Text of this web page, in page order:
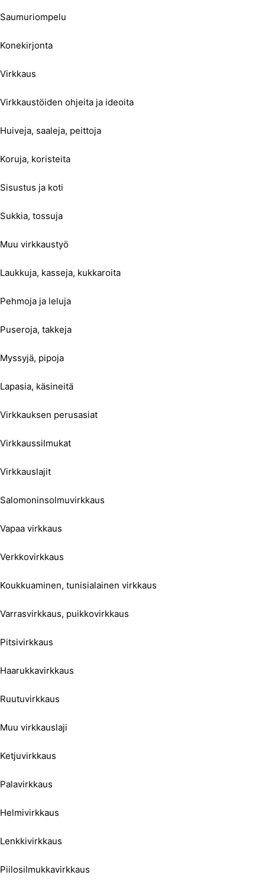
Saumuriompelu
Konekirjonta
Virkkaus
Virkkaustöiden ohjeita ja ideoita
Huiveja, saaleja, peittoja
Koruja, koristeita
Sisustus ja koti
Sukkia, tossuja
Muu virkkaustyö
Laukkuja, kasseja, kukkaroita
Pehmoja ja leluja
Puseroja, takkeja
Myssyjä, pipoja
Lapasia, käsineitä
Virkkauksen perusasiat
Virkkaussilmukat
Virkkauslajit
Salomoninsolmuvirkkaus
Vapaa virkkaus
Verkkovirkkaus
Koukkuaminen, tunisialainen virkkaus
Varrasvirkkaus, puikkovirkkaus
Pitsivirkkaus
Haarukkavirkkaus
Ruutuvirkkaus
Muu virkkauslaji
Ketjuvirkkaus
Palavirkkaus
Helmivirkkaus
Lenkkivirkkaus
Piilosilmukkavirkkaus